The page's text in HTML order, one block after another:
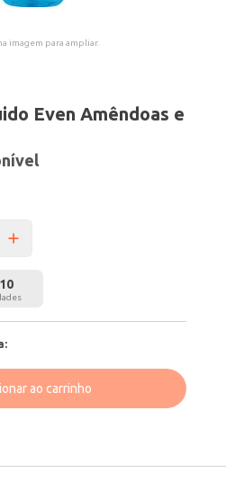
imagem para ampliar.
Even Amêndoas e
10
ao carrinho